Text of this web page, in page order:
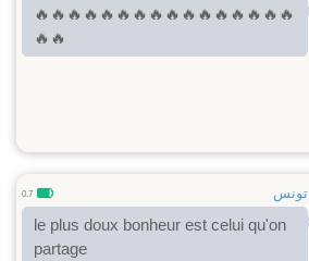
🔥🔥🔥🔥🔥🔥🔥🔥🔥🔥🔥🔥🔥🔥🔥🔥
🔥🔥
تونس 0.7
le plus doux bonheur est celui qu'on
partage